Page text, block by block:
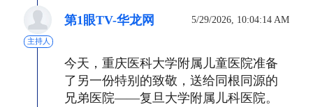
主持人
第1眼TV-华龙网 5/29/2026, 10:04:14 AM
今天，重庆医科大学附属儿童医院准备
了另一份特别的致敬，送给同根同源的
兄弟医院——复旦大学附属儿科医院。